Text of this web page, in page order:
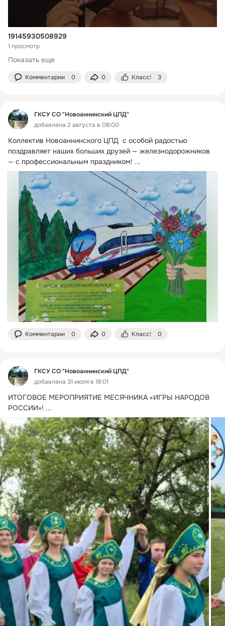
19145930508929
1 просмотр
Показать еще
Комментарии 0 0 Класс! 3
ГКСУ СО "Новоаннинский ЦПД"
добавлена 2 августа в 08:00
Коллектив Новоаннинского ЦПД  с особой радостью
поздравляет наших больших друзей — железнодорожников
— с профессиональным праздником! ...
Комментарии 0 0 Класс! 0
ГКСУ СО "Новоаннинский ЦПД"
добавлена 31 июля в 18:01
ИТОГОВОЕ МЕРОПРИЯТИЕ МЕСЯЧНИКА «ИГРЫ НАРОДОВ
РОССИИ»! ...